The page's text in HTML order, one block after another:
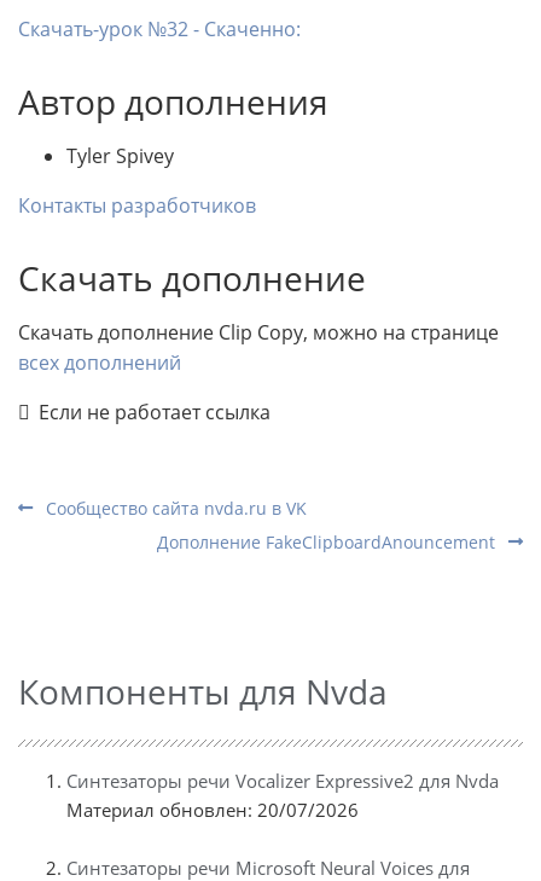
Скачать-урок №32 - Скаченно:
Автор дополнения
Tyler Spivey
Контакты разработчиков
Скачать дополнение
Скачать дополнение Clip Copy, можно на странице
всех дополнений
Если не работает ссылка
Сообщество сайта nvda.ru в VK
Дополнение FakeClipboardAnouncement
Компоненты для Nvda
Синтезаторы речи Vocalizer Expressive2 для Nvda
Материал обновлен: 20/07/2026
Синтезаторы речи Microsoft Neural Voices для